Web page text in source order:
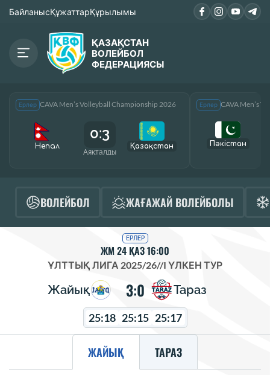
БайланысҚұжаттарҚұрылымы
ҚАЗАҚСТАН
ВОЛЕЙБОЛ
ФЕДЕРАЦИЯСЫ
Ерлер CAVA Men’s Volleyball Championship 2026
Непал
0:3
Аяқталды
Қазақcтан
Ерлер CAVA Men’s
Пәкістан
ВОЛЕЙБОЛ ЖАҒАЖАЙ ВОЛЕЙБОЛЫ
ЕРЛЕР
ЖМ 24 ҚАЗ 16:00
ҰЛТТЫҚ ЛИГА 2025/26//I ҮЛКЕН ТУР
Жайық 3:0 Тараз
25:18 25:15 25:17
ЖАЙЫҚ ТАРАЗ